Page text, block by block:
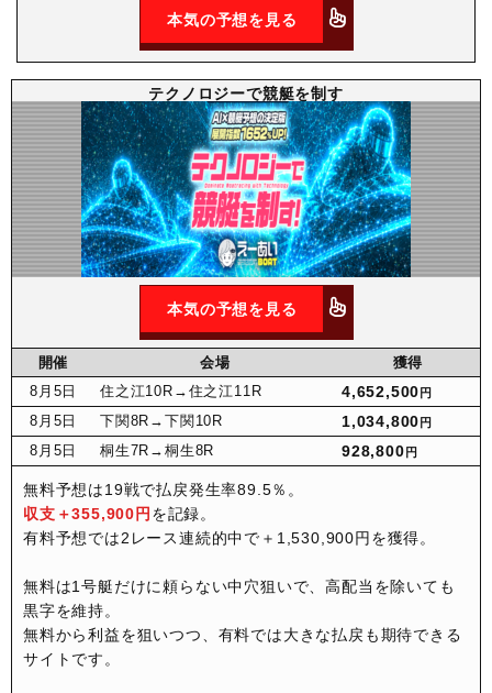
本気の予想を見る
テクノロジーで競艇を制す
本気の予想を見る
開催 会場
獲得
8月 5日 住之江10R →住之江11R 4,652,500 円
8月 5日 下関8R →下関10R 1,034,800 円
8月 5日 桐生7R →桐生8R 928,800 円
無料予想は19戦で払戻発生率89.5％。
収支＋355,900円 を記録。
有料予想では2レース連続的中で＋1,530,900円を獲得。
無料は1号艇だけに頼らない中穴狙いで、高配当を除いても
黒字を維持。
無料から利益を狙いつつ、有料では大きな払戻も期待できる
サイトです。